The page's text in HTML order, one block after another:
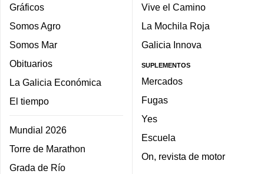
Gráficos
Somos Agro
Somos Mar
Obituarios
La Galicia Económica
El tiempo
Mundial 2026
Torre de Marathon
Grada de Río
Vive el Camino
La Mochila Roja
Galicia Innova
SUPLEMENTOS
Mercados
Fugas
Yes
Escuela
On, revista de motor